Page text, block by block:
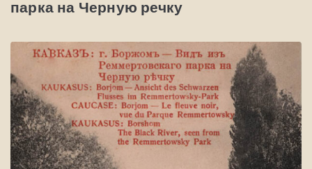
парка на Черную речку